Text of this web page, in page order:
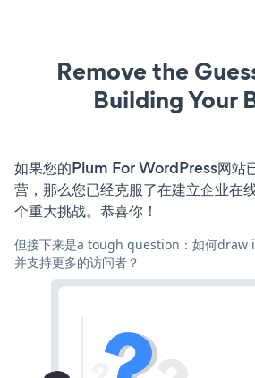
Remove the
Building Your
如果您的Plum For WordPress网站
营，那么您已经克服了在建立企业在
个重大挑战。恭喜你！
但接下来是a tough question：如何draw
并支持更多的访问者？